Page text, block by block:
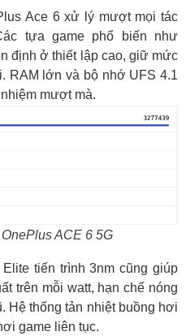
Ace 6 xử lý mượt mọi tác
tựa game phổ biến như
định ở thiết lập cao, giữ mức
RAM lớn và bộ nhớ UFS 4.1
mượt mà.
ACE 6 5G
tiến trình 3nm cũng giúp
trên mỗi watt, hạn chế nóng
Hệ thống tản nhiệt buồng hơi
game liên tục.